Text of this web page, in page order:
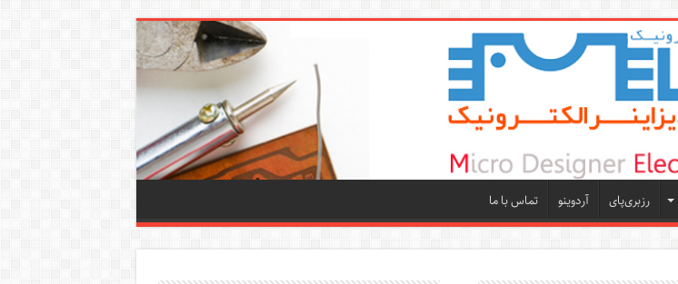
رزبری‌پای آردوینو تماس با ما